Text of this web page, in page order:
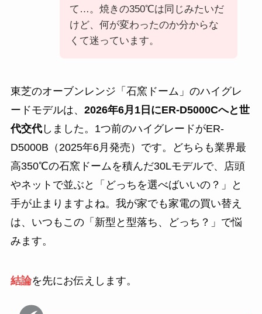
て…。焼きの350℃は同じみたいだ
けど、何が変わったのか分からな
くて迷っています。
東芝のオーブンレンジ「石窯ドーム」のハイグレ
ードモデルは、 2026年6月1日にER-D5000Cへと世
代交代しました。1つ前のハイグレードがER-
D5000B（2025年6月発売）です。どちらも業界最
高350℃の石窯ドームを積んだ30Lモデルで、店頭
やネットで並ぶと「どっちを選べばいいの？」と
手が止まりますよね。我が家でも家電の買い替え
は、いつもこの「新型と型落ち、どっち？」で悩
みます。
結論を先にお伝えします。